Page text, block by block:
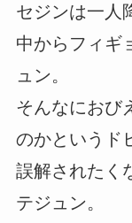
セジンは一人
中からフィギ
ュン。
そんなにおび
のかというド
誤解されたく
テジュン。